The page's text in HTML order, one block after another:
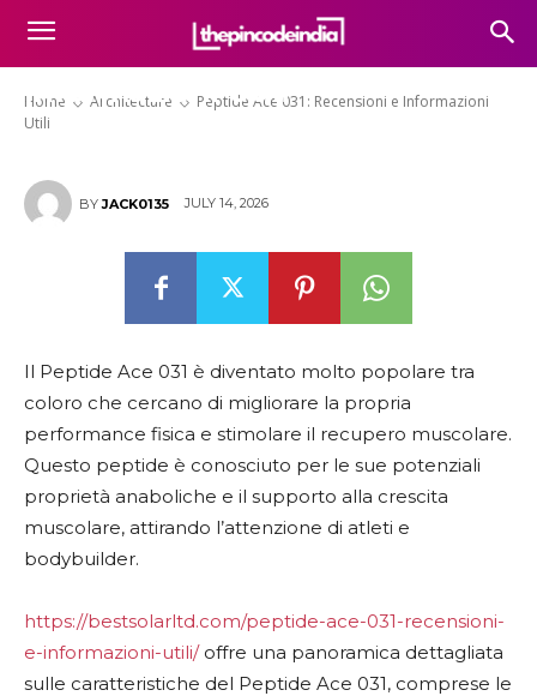
Home Architecture
Peptide Ace 031: Recensioni e Informazioni
Utili
Peptide Ace 031: Recensioni e
Informazioni Utili
BY JACK0135 JULY 14, 2026
Il Peptide Ace 031 è diventato molto popolare tra
coloro che cercano di migliorare la propria
performance fisica e stimolare il recupero muscolare.
Questo peptide è conosciuto per le sue potenziali
proprietà anaboliche e il supporto alla crescita
muscolare, attirando l’attenzione di atleti e
bodybuilder.
https://bestsolarltd.com/peptide-ace-031-recensioni-
e-informazioni-utili/offre una panoramica dettagliata
sulle caratteristiche del Peptide Ace 031, comprese le